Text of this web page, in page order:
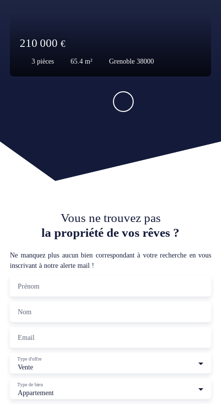
210 000 €
3 pièces 65.4 m² Grenoble 38000
Vous ne trouvez pas
la propriété de vos rêves ?
Ne manquez plus aucun bien correspondant à votre recherche en vous
inscrivant à notre alerte mail !
Prénom
Nom
Email
Vente
Type d'offre
Appartement
Type de bien